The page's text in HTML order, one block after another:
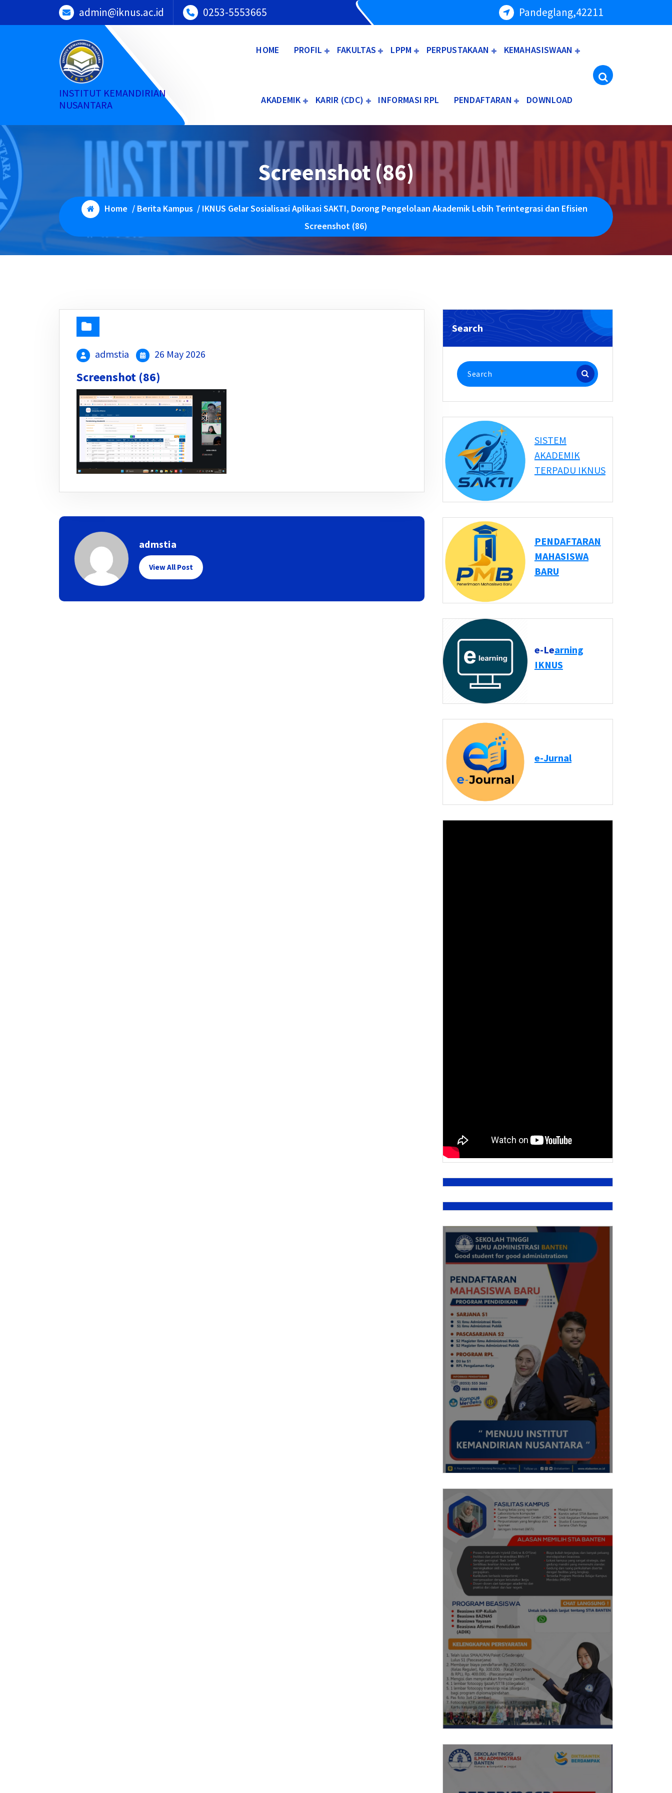
to
admin@iknus.ac.id 0253-5553665 Pandeglang,42211
INSTITUT KEMANDIRIAN
NUSANTARA
HOME PROFIL FAKULTAS LPPM PERPUSTAKAAN KEMAHASISWAAN
AKADEMIK KARIR (CDC) INFORMASI RPL PENDAFTARAN DOWNLOAD
Screenshot (86)
Home / Berita Kampus / IKNUS Gelar Sosialisasi Aplikasi SAKTI, Dorong Pengelolaan Akademik Lebih Terintegrasi dan Efisien
Screenshot (86)
admstia 26 May 2026
Screenshot (86)
admstia
View All Post
Search
Search
for:
SISTEM
AKADEMIK
TERPADU IKNUS
PENDAFTARAN
MAHASISWA
BARU
e-Learning
IKNUS
e-Jurnal